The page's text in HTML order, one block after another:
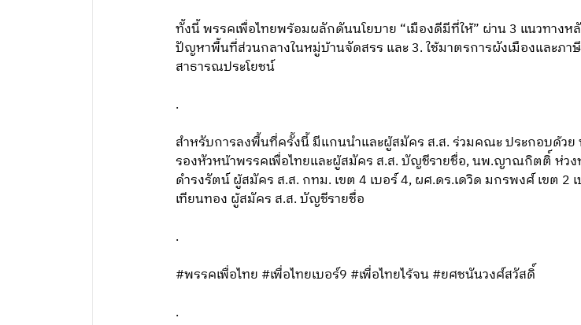
ทั้งนี้ พรรคเพื่อไทยพร้อมผลักดันนโยบาย “เมืองดีมีที่ให้” ผ่าน 3 แนวทา
ปัญหาพื้นที่ส่วนกลางในหมู่บ้านจัดสรร และ 3. ใช้มาตรการผังเมืองและภา
สาธารณประโยชน์
.
สำหรับการลงพื้นที่ครั้งนี้ มีแกนนำและผู้สมัคร ส.ส. ร่วมคณะ ประกอบด้ว
รองหัวหน้าพรรคเพื่อไทยและผู้สมัคร ส.ส. บัญชีรายชื่อ, นพ.ญาณกิตติ์ ห่ว
ดำรงรัตน์ ผู้สมัคร ส.ส. กทม. เขต 4 เบอร์ 4, ผศ.ดร.เดวิด มกรพงศ์ เขต
เทียนทอง ผู้สมัคร ส.ส. บัญชีรายชื่อ
.
#พรรคเพื่อไทย #เพื่อไทยเบอร์9 #เพื่อไทยไร้จน #ยศชนันวงศ์สวัสดิ์
.